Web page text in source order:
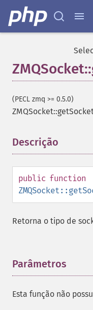
(PECL zmq >= 0.5.0)
Descrição
public function
Retorna o tipo de
Parâmetros
Esta função não